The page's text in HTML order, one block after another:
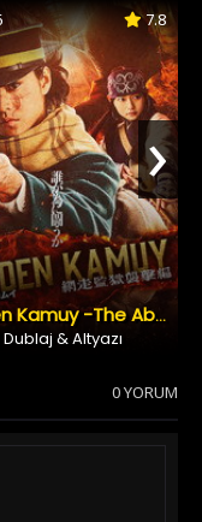
7.8
Golden Kamuy -The Abashiri Prison Raid
Dublaj & Altyazı
›
0 YORUM